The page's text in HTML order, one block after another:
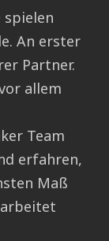
spielen
An erster
Partner.
allem
Team
erfahren,
Maß